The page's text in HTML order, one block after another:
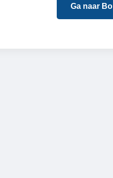
Ga naar